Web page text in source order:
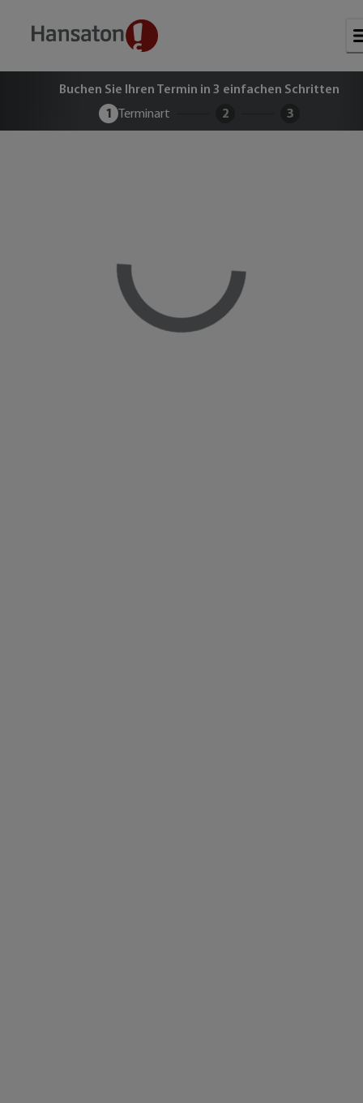
Buchen Sie Ihren kostenlosen
Buchen Sie Ihren Termin in 3 einfachen Schritten
1
Terminart 2 3
Loading...